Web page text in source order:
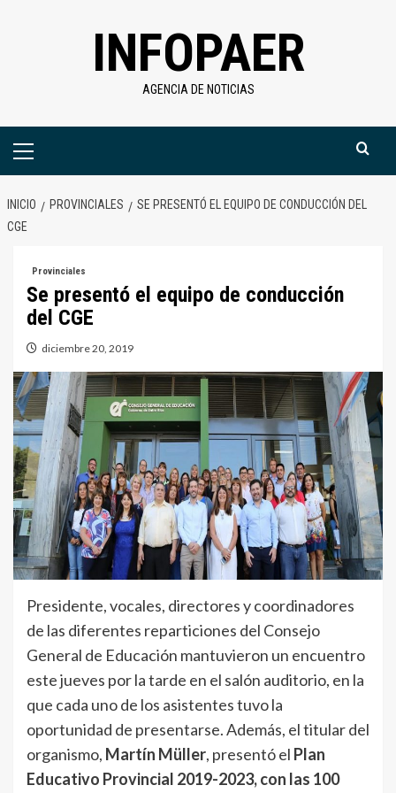
INFOPAER
AGENCIA DE NOTICIAS
Menú
INICIO PROVINCIALES
SE PRESENTÓ EL EQUIPO DE CONDUCCIÓN DEL
CGE
Provinciales
Se presentó el equipo de conducción
del CGE
diciembre 20, 2019
Presidente, vocales, directores y coordinadores
de las diferentes reparticiones del Consejo
General de Educación mantuvieron un encuentro
este jueves por la tarde en el salón auditorio, en la
que cada uno de los asistentes tuvo la
oportunidad de presentarse. Además, el titular del
organismo, Martín Müller, presentó el Plan
Educativo Provincial 2019-2023, con las 100